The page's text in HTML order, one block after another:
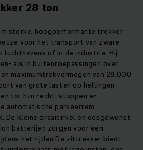
28 ton
sterke, hoogperformante trekker
voor het transport van zware
luchthavens of in de industrie. Hij
als in buitentoepassingen over
maximumtrekvermogen van 28.000
van grote lasten op hellingen
tot hun recht: stoppen en
automatische parkeerrem
De kleine draaicirkel en desgewenst
batterijen zorgen voor een
het rijden.De zittrekker biedt